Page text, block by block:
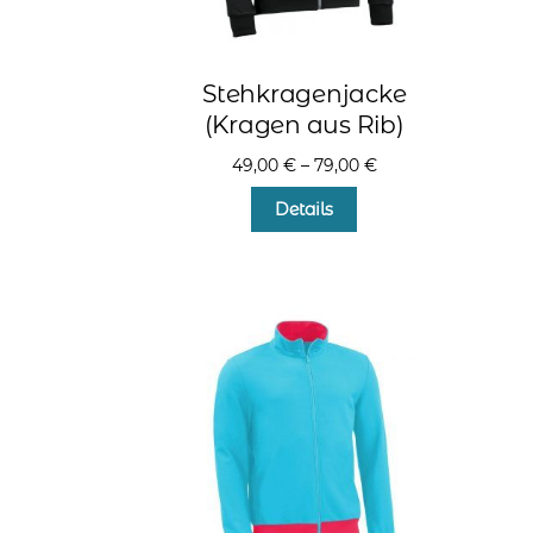
Stehkragenjacke
(Kragen aus Rib)
49,00 €– 79,00 €
Details
Die
Optionen
können
auf
der
Produktseite
gewählt
werden